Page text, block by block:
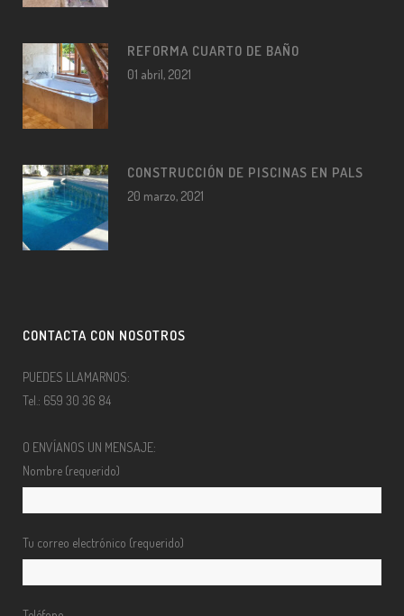
REFORMA CUARTO DE BAÑO
01 abril, 2021
CONSTRUCCIÓN DE PISCINAS EN PALS
20 marzo, 2021
CONTACTA CON NOSOTROS
PUEDES LLAMARNOS:
Tel.: 659 30 36 84
O ENVÍANOS UN MENSAJE:
Nombre (requerido)
Tu correo electrónico (requerido)